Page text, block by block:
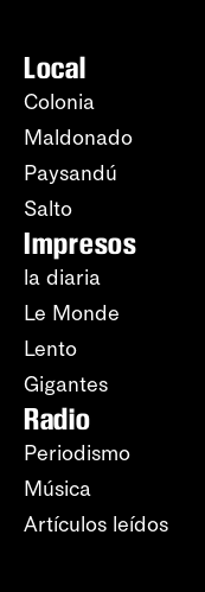
Local
Colonia
Maldonado
Paysandú
Salto
Impresos
la diaria
Le Monde
Lento
Gigantes
Radio
Periodismo
Música
Artículos leídos